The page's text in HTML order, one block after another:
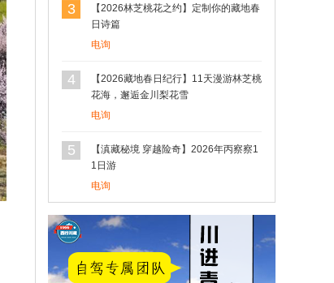
3
【2026林芝桃花之约】定制你的藏地春
日诗篇
电询
4
【2026藏地春日纪行】11天漫游林芝桃
花海，邂逅金川梨花雪
电询
5
【滇藏秘境 穿越险奇】2026年丙察察1
1日游
电询